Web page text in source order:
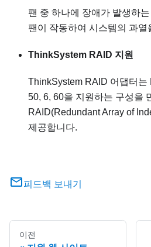
팬 중 하나에 장애가 발생하
팬이 작동하여 시스템의 과열
ThinkSystem RAID 지원
ThinkSystem RAID 어댑터는
50, 6, 60을 지원하는 구성을
RAID(Redundant Array of
제공합니다.
피드백 보내기
이전